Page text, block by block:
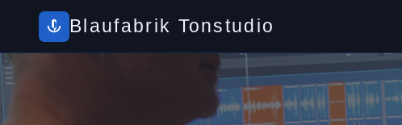
Blaufabrik Tonstudio